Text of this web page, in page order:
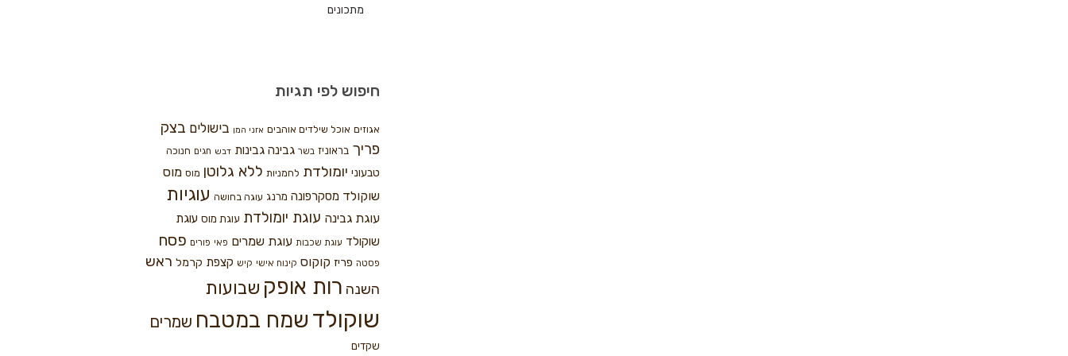
מתכונים
חיפוש לפי תגיות
אגוזים אוכל שילדים אוהבים אזני המן בישולים בצק
פריך בראוניז בשר גבינה גבינות דבש חגים חנוכה
טבעוני יומולדת לחמניות ללא גלוטן מוס מוס
שוקולד מסקרפונה מרנג עוגה בחושה עוגיות
עוגת גבינה עוגת יומולדת עוגת מוס עוגת
שוקולד עוגת שכבות עוגת שמרים פאי פורים פסח
פסטה פריז קוקוס קינוח אישי קיש קצפת קרמל ראש
השנה רות אופק שבועות
שוקולד שמח במטבח שמרים
שקדים